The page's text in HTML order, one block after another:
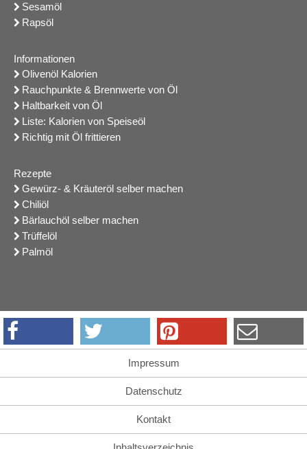
Sesamöl
Rapsöl
Informationen
Olivenöl Kalorien
Rauchpunkte & Brennwerte von Öl
Haltbarkeit von Öl
Liste: Kalorien von Speiseöl
Richtig mit Öl frittieren
Rezepte
Gewürz- & Kräuteröl selber machen
Chiliöl
Bärlauchöl selber machen
Trüffelöl
Palmöl
Impressum
Datenschutz
Kontakt